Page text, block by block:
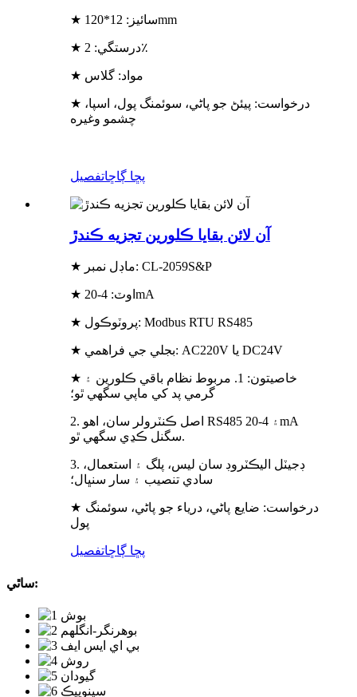
★ سائيز: 12*120mm
★ درستگي: 2٪
★ مواد: گلاس
★ درخواست: پيئڻ جو پاڻي، سوئمنگ پول، اسپا،
چشمو وغيره
پڇا ڳاڇاتفصيل
آن لائن بقايا ڪلورين تجزيه ڪندڙ
★ ماڊل نمبر: CL-2059S&P
★ اوٽ: 4-20mA
★ پروٽوڪول: Modbus RTU RS485
★ بجلي جي فراهمي: AC220V يا DC24V
★ خاصيتون: 1. مربوط نظام باقي ڪلورين ۽
گرمي پد کي ماپي سگھي ٿو؛
2. اصل ڪنٽرولر سان، اهو RS485 ۽ 4-20mA
سگنل ڪڍي سگھي ٿو.
3. ڊجيٽل اليڪٽروڊ سان ليس، پلگ ۽ استعمال،
سادي تنصيب ۽ سار سنڀال؛
★ درخواست: ضايع پاڻي، درياء جو پاڻي، سوئمنگ
پول
پڇا ڳاڇاتفصيل
ساٿي: